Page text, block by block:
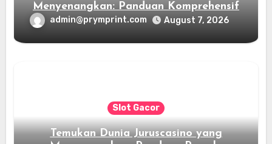
Menyenangkan: Panduan Komprehensif
admin@prymprint.com August 7, 2026
Slot Gacor
Temukan Dunia Juruscasino yang